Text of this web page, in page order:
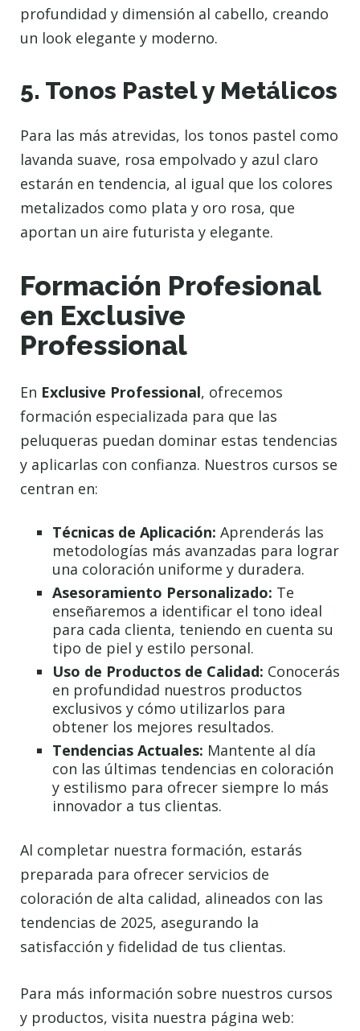
profundidad y dimensión al cabello, creando
un look elegante y moderno.
5. Tonos Pastel y Metálicos
Para las más atrevidas, los tonos pastel como
lavanda suave, rosa empolvado y azul claro
estarán en tendencia, al igual que los colores
metalizados como plata y oro rosa, que
aportan un aire futurista y elegante.
Formación Profesional
en Exclusive
Professional
En Exclusive Professional, ofrecemos
formación especializada para que las
peluqueras puedan dominar estas tendencias
y aplicarlas con confianza. Nuestros cursos se
centran en:
Técnicas de Aplicación: Aprenderás las
metodologías más avanzadas para lograr
una coloración uniforme y duradera.
Asesoramiento Personalizado: Te
enseñaremos a identificar el tono ideal
para cada clienta, teniendo en cuenta su
tipo de piel y estilo personal.
Uso de Productos de Calidad: Conocerás
en profundidad nuestros productos
exclusivos y cómo utilizarlos para
obtener los mejores resultados.
Tendencias Actuales: Mantente al día
con las últimas tendencias en coloración
y estilismo para ofrecer siempre lo más
innovador a tus clientas.
Al completar nuestra formación, estarás
preparada para ofrecer servicios de
coloración de alta calidad, alineados con las
tendencias de 2025, asegurando la
satisfacción y fidelidad de tus clientas.
Para más información sobre nuestros cursos
y productos, visita nuestra página web: